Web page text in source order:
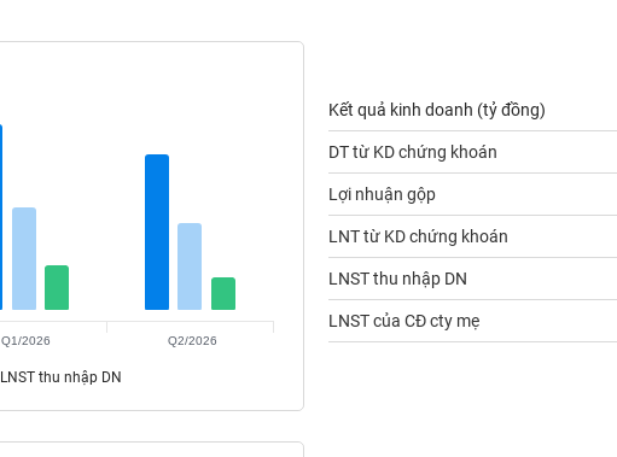
LNST thu nhập DN
Q1/2026 Q2/2026
Kết quả kinh doanh (tỷ đồng)
DT từ KD chứng khoán
Lợi nhuận gộp
LNT từ KD chứng khoán
LNST thu nhập DN
LNST của CĐ cty mẹ